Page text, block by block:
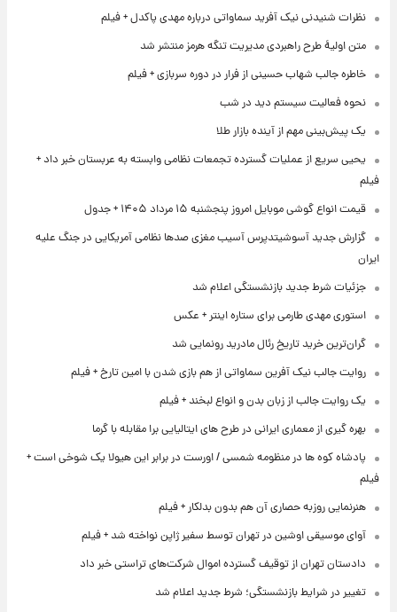
نظرات شنیدنی نیک آفرید سماواتی درباره مهدی پاکدل + فیلم
متن اولیۀ طرح راهبردی مدیریت تنگه هرمز منتشر شد
خاطره جالب شهاب حسینی از فرار در دوره سربازی + فیلم
نحوه فعالیت سیستم دید در شب
یک پیش‌بینی مهم از آینده بازار طلا
یحیی سریع از عملیات گسترده تجمعات نظامی وابسته به عربستان خبر داد +
فیلم
قیمت انواع گوشی موبایل امروز پنجشنبه ۱۵ مرداد ۱۴۰۵ + جدول
گزارش جدید آسوشیتدپرس آسیب مغزی صدها نظامی آمریکایی در جنگ علیه
ایران
جزئیات شرط جدید بازنشستگی اعلام شد
استوری مهدی طارمی برای ستاره اینتر + عکس
گران‌ترین خرید تاریخ رئال مادرید رونمایی شد
روایت جالب نیک آفرین سماواتی از هم بازی شدن با امین تارخ + فیلم
یک روایت جالب از زبان بدن و انواع لبخند + فیلم
بهره گیری از معماری ایرانی در طرح های ایتالیایی برا مقابله با گرما
پادشاه کوه ها در منظومه شمسی / اورست در برابر این هیولا یک شوخی است +
فیلم
هنرنمایی روزبه حصاری آن هم بدون بدلکار + فیلم
آوای موسیقی اوشین در تهران توسط سفیر ژاپن نواخته شد + فیلم
دادستان تهران از توقیف گسترده اموال شرکت‌های تراستی خبر داد
تغییر در شرایط بازنشستگی؛ شرط جدید اعلام شد